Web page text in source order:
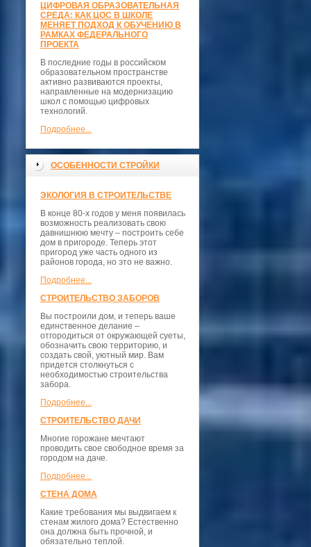
ЦИФРОВАЯ ОБРАЗОВАТЕЛЬНАЯ
СРЕДА: КАК ЦОС В ШКОЛЕ
МЕНЯЕТ ПОДХОД К ОБУЧЕНИЮ В
РАМКАХ ФЕДЕРАЛЬНОГО
ПРОЕКТА
В последние годы в российском
образовательном пространстве
активно развиваются проекты,
направленные на модернизацию
школ с помощью цифровых
технологий.
Подробнее...
ОСОБЕННОСТИ СТРОЙКИ
ЭКОЛОГИЯ В СТРОИТЕЛЬСТВЕ
В конце 80-х годов у меня появилась
возможность реализовать свою
давнишнюю мечту – построить себе
дом в пригороде. Теперь этот
пригород уже часть одного из
районов города, но это не важно.
Подробнее...
СТРОИТЕЛЬСТВО ЗАБОРОВ
Вы построили дом, и теперь ваше
единственное делание –
отгородиться от окружающей суеты,
обозначить свою территорию, и
создать свой, уютный мир. Вам
придется столкнуться с
необходимостью строительства
забора.
Подробнее...
СТРОИТЕЛЬСТВО ДАЧИ
Многие горожане мечтают
проводить свое свободное время за
городом на даче.
Подробнее...
СТЕНА ДОМА
Какие требования мы выдвигаем к
стенам жилого дома? Естественно
она должна быть прочной, и
обязательно теплой.